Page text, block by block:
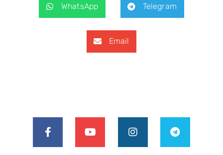
WhatsApp Telegram
Email